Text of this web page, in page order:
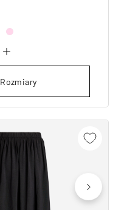
Rozmiary